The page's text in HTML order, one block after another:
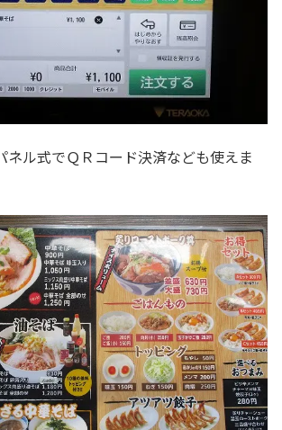
ネル式でＱＲコード決済なども使えま